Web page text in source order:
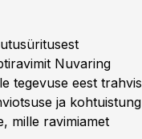
Nuvaring
tegevuse eest trahvis
ja kohtuistung
mille ravimiamet